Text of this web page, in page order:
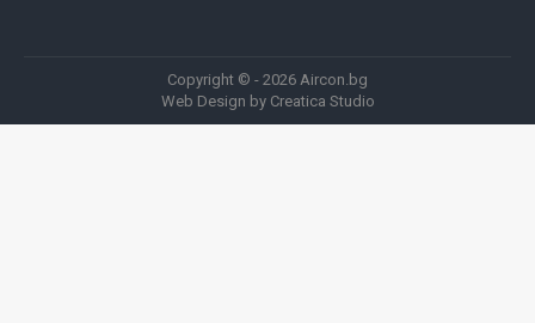
Copyright © - 2026 Aircon.bg
Web Design by Creatica Studio